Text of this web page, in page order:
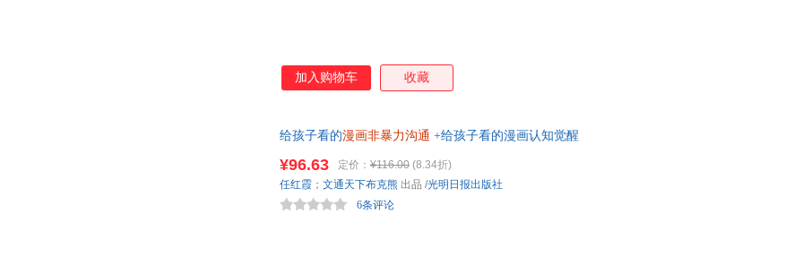
加入购物车 收藏
给孩子看的漫画非暴力沟通 +给孩子看的漫画认知觉醒
¥96.63 定价： ¥116.00 (8.34折)
6条评论
任红霞 ； 文通天下布克熊 出品 /光明日报出版社